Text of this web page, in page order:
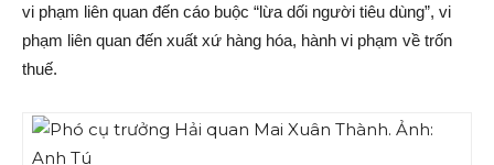
vi phạm liên quan đến cáo buộc “lừa dối người tiêu dùng”, vi
phạm liên quan đến xuất xứ hàng hóa, hành vi phạm về trốn
thuế.